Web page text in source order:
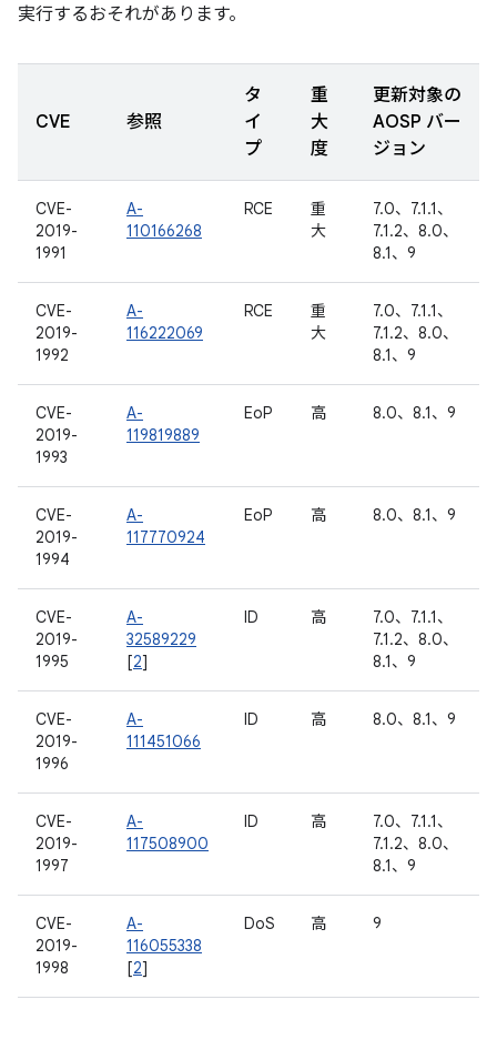
実行するおそれがあります。
CVE 参照
タ
イ
プ
重
大
度
更新対象の
AOSP バー
ジョン
CVE-
2019-
1991
A-
110166268
RCE
重
大
7.0、7.1.1、
7.1.2、8.0、
8.1、9
CVE-
2019-
1992
A-
116222069
RCE
重
大
7.0、7.1.1、
7.1.2、8.0、
8.1、9
CVE-
2019-
1993
A-
119819889
EoP 高 8.0、8.1、9
CVE-
2019-
1994
A-
117770924
EoP 高 8.0、8.1、9
CVE-
2019-
1995
A-
32589229
[2]
ID 高
7.0、7.1.1、
7.1.2、8.0、
8.1、9
CVE-
2019-
1996
A-
111451066
ID 高 8.0、8.1、9
CVE-
2019-
1997
A-
117508900
ID 高
7.0、7.1.1、
7.1.2、8.0、
8.1、9
CVE-
2019-
1998
A-
116055338
[2]
DoS 高 9